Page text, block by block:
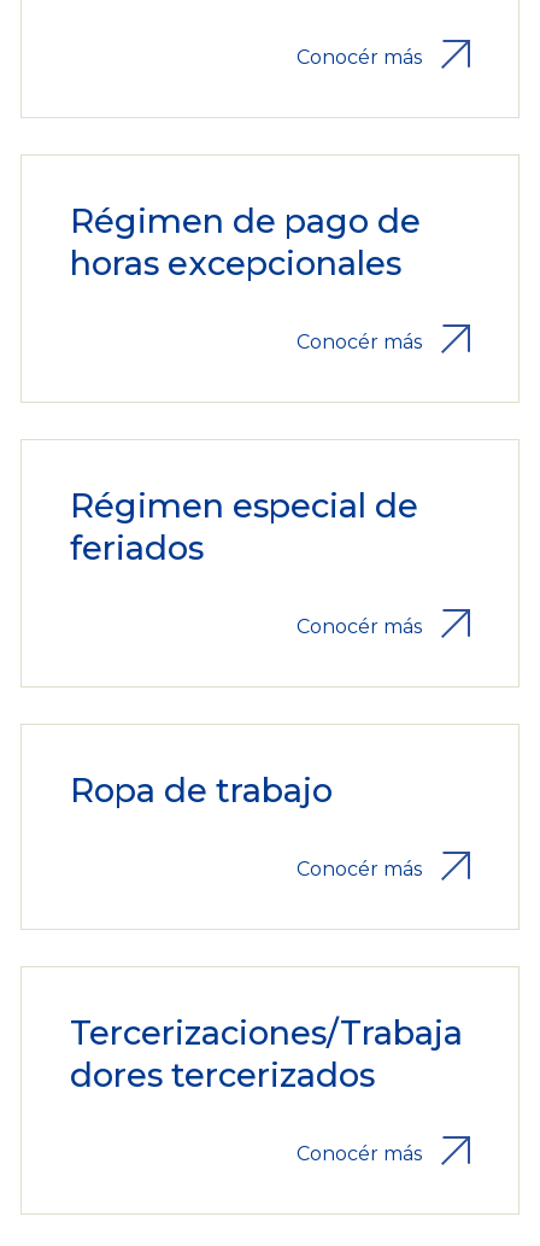
Conocér más
Régimen de pago de
horas excepcionales
Conocér más
Régimen especial de
feriados
Conocér más
Ropa de trabajo
Conocér más
Tercerizaciones/Trabaja
dores tercerizados
Conocér más